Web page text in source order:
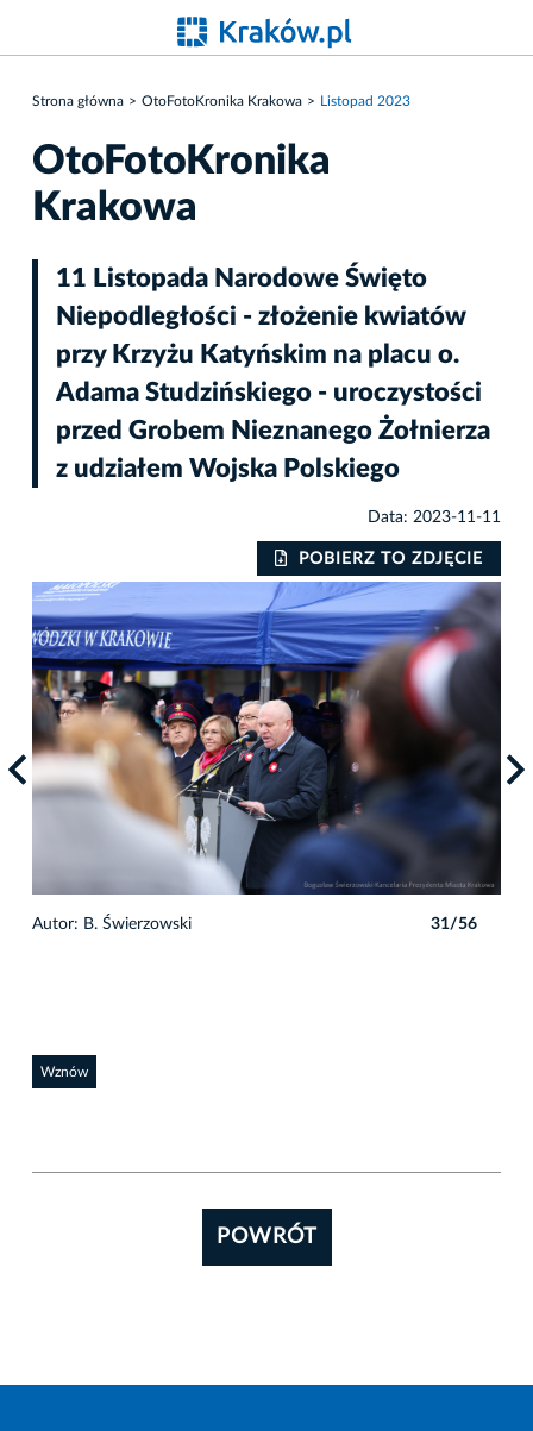
Strona główna OtoFotoKronika Krakowa Listopad 2023
OtoFotoKronika
Krakowa
11 Listopada Narodowe Święto
Niepodległości - złożenie kwiatów
przy Krzyżu Katyńskim na placu o.
Adama Studzińskiego - uroczystości
przed Grobem Nieznanego Żołnierza
z udziałem Wojska Polskiego
Data: 2023-11-11
POBIERZ TO ZDJĘCIE
Autor: B. Świerzowski 31/56
Wznów
POWRÓT